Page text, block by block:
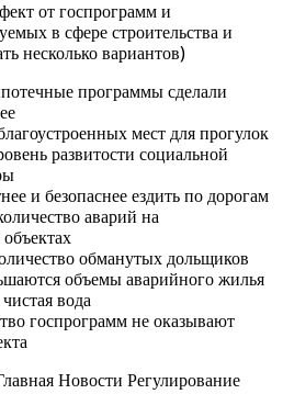
от госпрограмм и
в сфере строительства и
несколько вариантов)
программы сделали
мест для прогулок
развитости социальной
и безопаснее ездить по дорогам
аварий на
обманутых дольщиков
объемы аварийного жилья
вода
госпрограмм не оказывают
Новости Регулирование